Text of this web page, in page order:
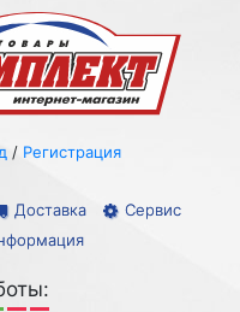
Доставка
Сервис
/ Регистрация